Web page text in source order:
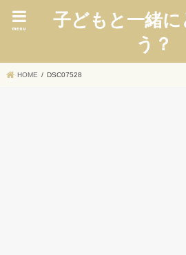
子どもと一緒に
う？
menu
HOME DSC07528